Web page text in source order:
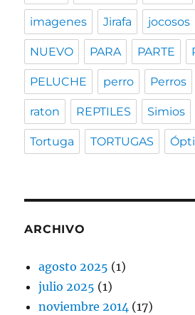
imagenes Jirafa jocosos
NUEVO PARA PARTE
PELUCHE perro Perros
raton REPTILES Simios
Tortuga TORTUGAS
ARCHIVO
agosto 2025 (1)
julio 2025 (1)
noviembre 2014 (17)